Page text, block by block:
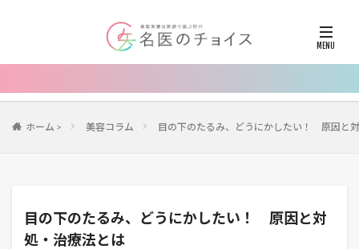
ホーム > 美容コラム 目の下のたるみ、どうにかしたい！ 原因と
目の下のたるみ、どうにかしたい！ 原因と対
処・治療法とは